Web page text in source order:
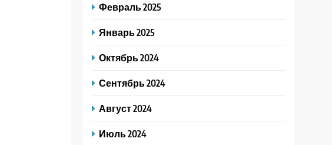
Февраль 2025
Январь 2025
Октябрь 2024
Сентябрь 2024
Август 2024
Июль 2024